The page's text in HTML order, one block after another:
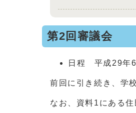
第2回審議会
日程 平成29年6
前回に引き続き、学
なお、資料1にある